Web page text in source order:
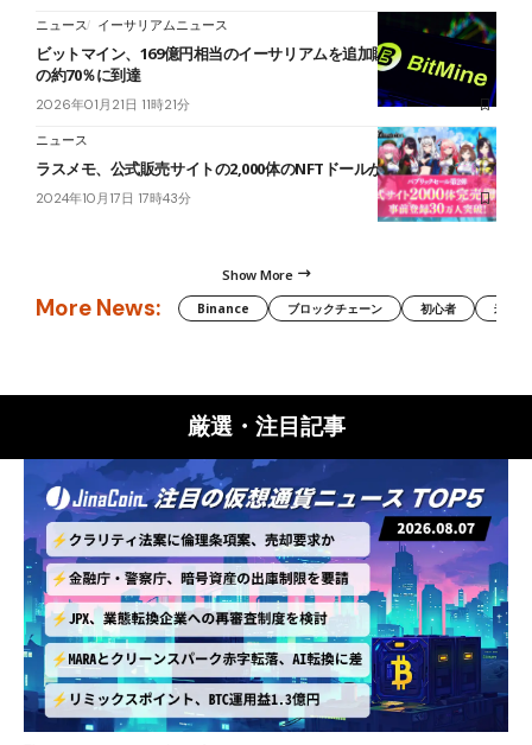
ニュース イーサリアムニュース
ビットマイン、169億円相当のイーサリアムを追加購入──取得目標
の約70％に到達
2026年01月21日 11時21分
ニュース
ラスメモ、公式販売サイトの2,000体のNFTドールが完売
2024年10月17日 17時43分
Show More
More News: Binance ブロックチェーン 初心者 米国
厳選・注目記事